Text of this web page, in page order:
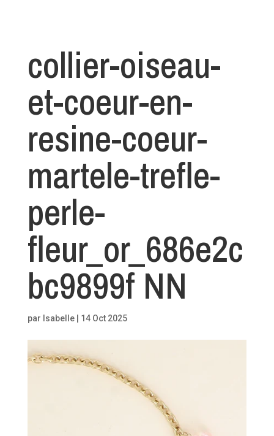
collier-oiseau-
et-coeur-en-
resine-coeur-
martele-trefle-
perle-
fleur_or_686e2c
bc9899f NN
par Isabelle| 14 Oct 2025